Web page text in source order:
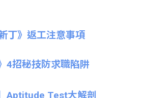
丁》返工注意事項
4招秘技防求職陷阱
Aptitude Test大解剖